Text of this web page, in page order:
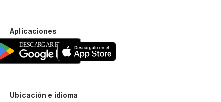
Aplicaciones
Ubicación e idioma